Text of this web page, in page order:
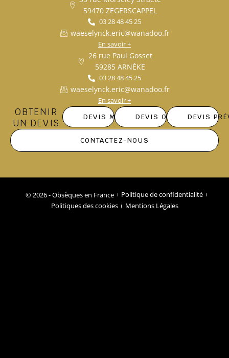
59470 ZEGERSCAPPEL
03 28 48 45 25
waeselynck.eric@wanadoo.fr
En savoir +
26 rue Paul Gosset
59285 ARNÈKE
03 28 48 45 25
waeselynck.eric@wanadoo.fr
En savoir +
OBTENIR
UN DEVIS
DEVIS MARBRERIEDEVIS OBSÈQUES
DEVIS
CONTACTEZ-NOUS
© 2026 - Obsèques en France
Politique de confidentialité
Politiques des cookies
Mentions Légales